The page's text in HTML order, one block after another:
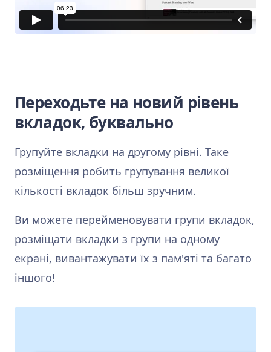
Переходьте на новий рівень
вкладок, буквально
Групуйте вкладки на другому рівні. Таке
розміщення робить групування великої
кількості вкладок більш зручним.
Ви можете перейменовувати групи вкладок,
розміщати вкладки з групи на одному
екрані, вивантажувати їх з пам'яті та багато
іншого!